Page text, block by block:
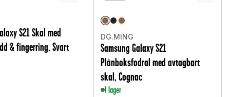
S21 Skal med
& fingerring, Svart
DG.MING
Samsung Galaxy S21
Plånboksfodral med avtagbart
skal, Cognac
I lager